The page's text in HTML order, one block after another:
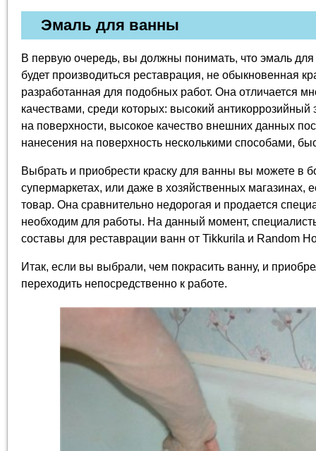
Эмаль для ванны
В первую очередь, вы должны понимать, что эмаль
будет производиться реставрация, не обыкновенная
разработанная для подобных работ. Она отличается
качествами, среди которых: высокий антикоррозийный
на поверхности, высокое качество внешних данных
нанесения на поверхность несколькими способами,
Выбрать и приобрести краску для ванны вы можете в
супермаркетах, или даже в хозяйственных магазинах,
товар. Она сравнительно недорогая и продается
необходим для работы. На данный момент,
составы для реставрации ванн от Tikkurila и Random
Итак, если вы выбрали, чем покрасить ванну, и
переходить непосредственно к работе.